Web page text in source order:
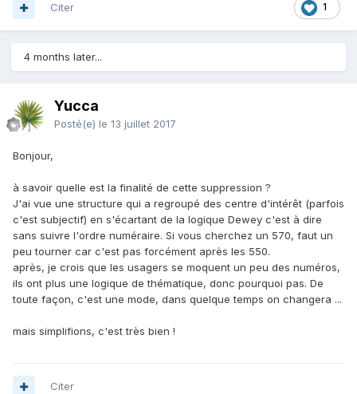
1
Citer
4 months later...
Yucca
Posté(e) le 13 juillet 2017
Bonjour,
à savoir quelle est la finalité de cette suppression ?
J'ai vue une structure qui a regroupé des centre d'intérêt (parfois
c'est subjectif) en s'écartant de la logique Dewey c'est à dire
sans suivre l'ordre numéraire. Si vous cherchez un 570, faut un
peu tourner car c'est pas forcément après les 550.
après, je crois que les usagers se moquent un peu des numéros,
ils ont plus une logique de thématique, donc pourquoi pas. De
toute façon, c'est une mode, dans quelque temps on changera ...
mais simplifions, c'est très bien !
Citer